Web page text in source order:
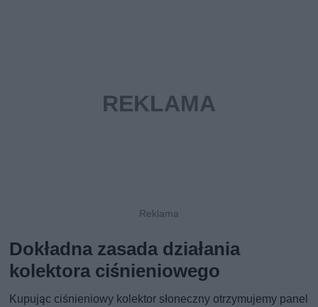
Dokładna zasada działania
kolektora ciśnieniowego
Kupując ciśnieniowy kolektor słoneczny otrzymujemy panel